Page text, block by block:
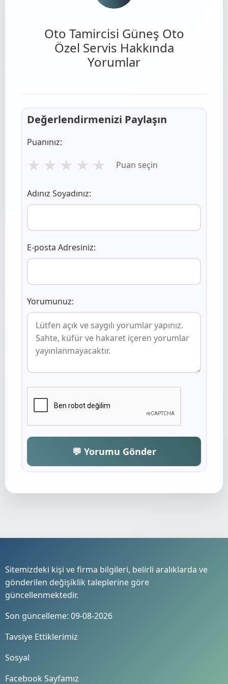
Oto Tamircisi Güneş Oto
Özel Servis Hakkında
Yorumlar
Değerlendirmenizi Paylaşın
Puanınız:
★ ★ ★ ★ ★ Puan seçin
Adınız Soyadınız:
E-posta Adresiniz:
Yorumunuz:
💬 Yorumu Gönder
Sitemizdeki kişi ve firma bilgileri, belirli aralıklarda ve
gönderilen değişiklik taleplerine göre
güncellenmektedir.
Son güncelleme: 09-08-2026
Tavsiye Ettiklerimiz
Sosyal
Facebook Sayfamız